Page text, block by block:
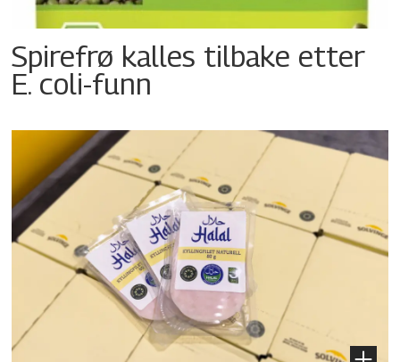
Spirefrø kalles tilbake etter
E. coli-funn